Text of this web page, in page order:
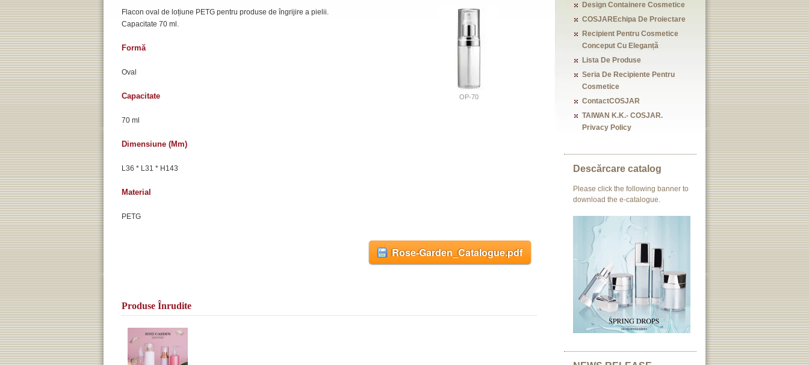
OP-70
Flacon oval de loțiune PETG pentru produse de îngrijire a pielii.
Capacitate 70 ml.
Formă
Oval
Capacitate
70 ml
Dimensiune (mm)
L36 * L31 * H143
Material
PETG
Rose-Garden_Catalogue.pdf
Produse Înrudite
Design Containere Cosmetice
COSJAREchipa De Proiectare
Recipient Pentru Cosmetice
Conceput Cu Eleganță
Lista De Produse
Seria De Recipiente Pentru
Cosmetice
ContactCOSJAR
TAIWAN K.K.- COSJAR.
Privacy Policy
Descărcare catalog
Please click the following banner to
download the e-catalogue.